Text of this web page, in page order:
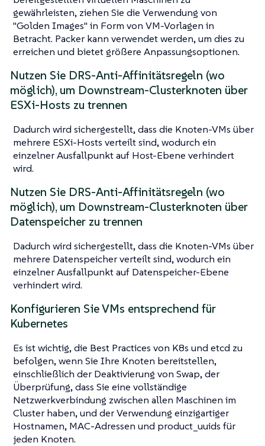
gewährleisten, ziehen Sie die Verwendung von
"Golden Images" in Form von VM-Vorlagen in
Betracht. Packer kann verwendet werden, um dies zu
erreichen und bietet größere Anpassungsoptionen.
Nutzen Sie DRS-Anti-Affinitätsregeln (wo
möglich), um Downstream-Clusterknoten über
ESXi-Hosts zu trennen
Dadurch wird sichergestellt, dass die Knoten-VMs über
mehrere ESXi-Hosts verteilt sind, wodurch ein
einzelner Ausfallpunkt auf Host-Ebene verhindert
wird.
Nutzen Sie DRS-Anti-Affinitätsregeln (wo
möglich), um Downstream-Clusterknoten über
Datenspeicher zu trennen
Dadurch wird sichergestellt, dass die Knoten-VMs über
mehrere Datenspeicher verteilt sind, wodurch ein
einzelner Ausfallpunkt auf Datenspeicher-Ebene
verhindert wird.
Konfigurieren Sie VMs entsprechend für
Kubernetes
Es ist wichtig, die Best Practices von K8s und etcd zu
befolgen, wenn Sie Ihre Knoten bereitstellen,
einschließlich der Deaktivierung von Swap, der
Überprüfung, dass Sie eine vollständige
Netzwerkverbindung zwischen allen Maschinen im
Cluster haben, und der Verwendung einzigartiger
Hostnamen, MAC-Adressen und product_uuids für
jeden Knoten.